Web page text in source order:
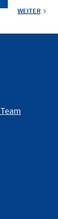
WEITER